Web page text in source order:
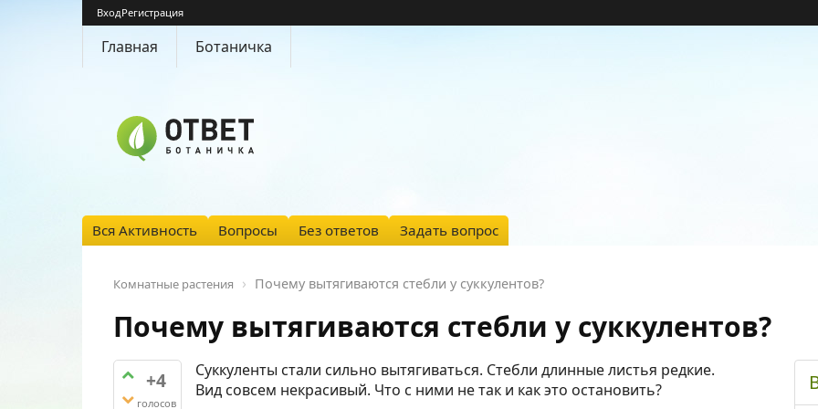
ВходРегистрация
Главная Ботаничка
Вся Активность Вопросы Без ответов Задать вопрос
Комнатные растения Почему вытягиваются стебли у суккулентов?
Почему вытягиваются стебли у суккулентов?
+4
голосов
Суккуленты стали сильно вытягиваться. Стебли длинные листья редкие.
Вид совсем некрасивый. Что с ними не так и как это остановить?